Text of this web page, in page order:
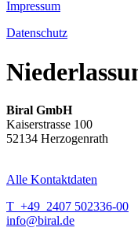
Impressum
Datenschutz
Biral GmbH
Kaiserstrasse 100
52134 Herzogenrath
Alle Kontaktdaten
T +49 2407 502336-00
info@biral.de